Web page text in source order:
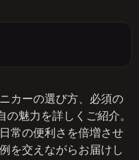
カーの選び方、必須の
魅力を詳しくご紹介。
常の便利さを倍増させ
を交えながらお届けし